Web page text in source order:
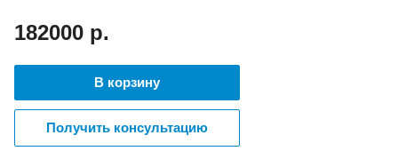
182000 р.
В корзину
Получить консультацию